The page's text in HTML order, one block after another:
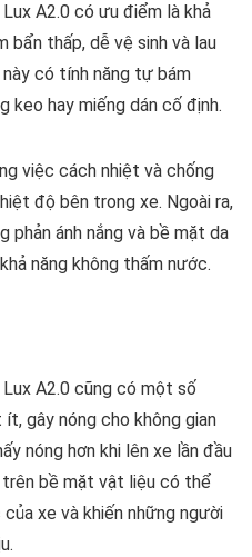
A2.0 có ưu điểm là khả
bẩn thấp, dễ vệ sinh và lau
có tính năng tự bám
keo hay miếng dán cố định.
việc cách nhiệt và chống
độ bên trong xe. Ngoài ra,
phản ánh nắng và bề mặt da
năng không thấm nước.
A2.0 cũng có một số
gây nóng cho không gian
nóng hơn khi lên xe lần đầu
trên bề mặt vật liệu có thể
xe và khiến những người